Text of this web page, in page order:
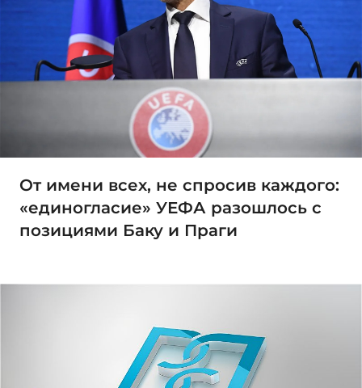
От имени всех, не спросив каждого:
«единогласие» УЕФА разошлось с
позициями Баку и Праги